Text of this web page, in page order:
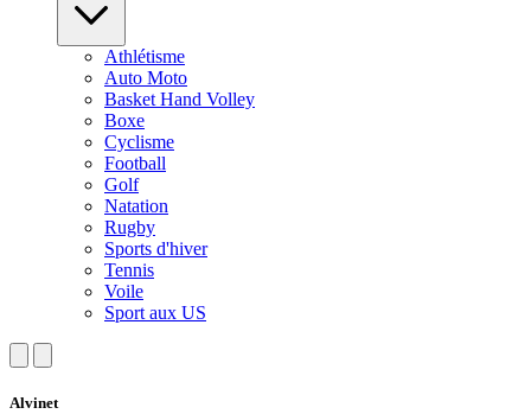
Athlétisme
Auto Moto
Basket Hand Volley
Boxe
Cyclisme
Football
Golf
Natation
Rugby
Sports d'hiver
Tennis
Voile
Sport aux US
Alvinet